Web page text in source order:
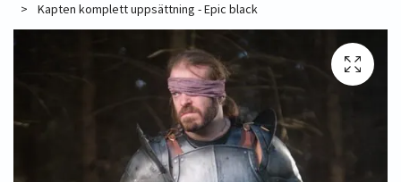
Kapten komplett uppsättning - Epic black